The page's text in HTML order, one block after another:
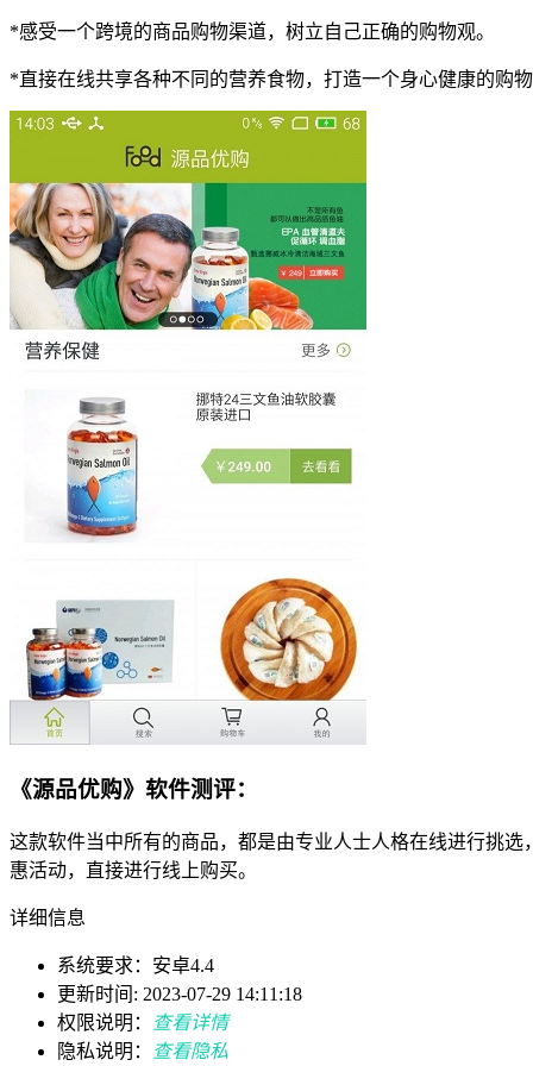
*感受一个跨境的商品购物渠道，树立自己正确的购物观。
*直接在线共享各种不同的营养食物，打造一个身心健康的购
《源品优购》软件测评：
这款软件当中所有的商品，都是由专业人士人格在线进行挑
惠活动，直接进行线上购买。
详细信息
系统要求：安卓4.4
更新时间: 2023-07-29 14:11:18
权限说明：
查看详情
隐私说明：
查看隐私